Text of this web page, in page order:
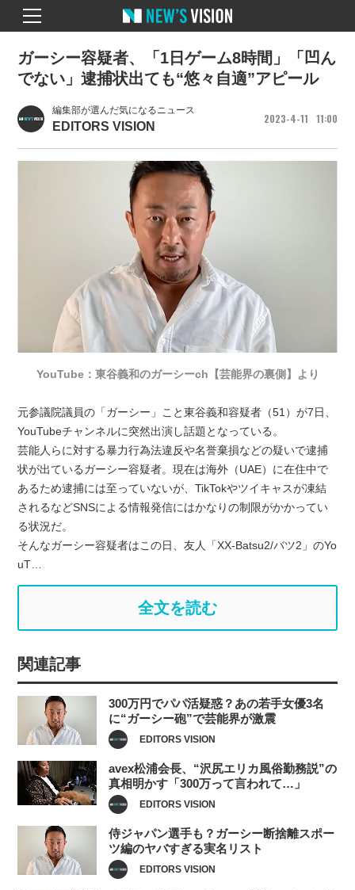
編集部が選んだ気になるニュース
EDITORS VISION
2023 4 11 11 00
ガーシー容疑者、「1日ゲーム8時間」「凹ん
でない」逮捕状出ても“悠々自適”アピール
YouTube：東谷義和のガーシーch【芸能界の裏側】より
元参議院議員の「ガーシー」こと東谷義和容疑者（51）が7日、
YouTubeチャンネルに突然出演し話題となっている。
芸能人らに対する暴力行為法違反や名誉棄損などの疑いで逮捕
状が出ているガーシー容疑者。現在は海外（UAE）に在住中で
あるため逮捕には至っていないが、TikTokやツイキャスが凍結
されるなどSNSによる情報発信にはかなりの制限がかかってい
る状況だ。
そんなガーシー容疑者はこの日、友人「XX-Batsu2/バツ2」のYo
uT…
全文を読む
関連記事
300万円でパパ活疑惑？あの若手女優3名
に“ガーシー砲”で芸能界が激震
EDITORS VISION
avex松浦会長、“沢尻エリカ風俗勤務説”の
真相明かす「300万って言われて…」
EDITORS VISION
侍ジャパン選手も？ガーシー断捨離スポー
ツ編のヤバすぎる実名リスト
EDITORS VISION